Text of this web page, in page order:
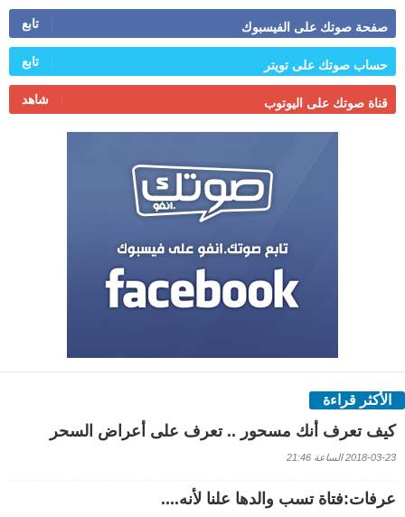
صفحة صوتك على الفيسبوك تابع
حساب صوتك على تويتر تابع
قناة صوتك على اليوتوب شاهد
الأكثر قراءة
كيف تعرف أنك مسحور .. تعرف على أعراض السحر
2018-03-23 الساعة 21:46
عرفات:فتاة تسب والدها علنا لأنه....